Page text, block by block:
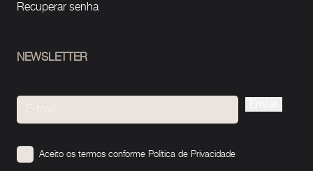
Recuperar senha
NEWSLETTER
Aceito os termos conforme Política de Privacidade